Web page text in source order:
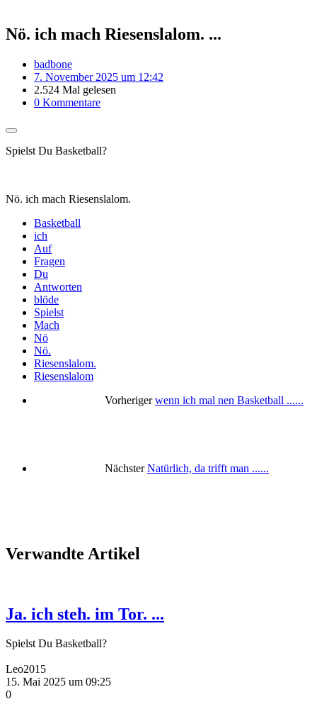
Nö. ich mach Riesenslalom. ...
badbone
7. November 2025 um 12:42
2.524 Mal gelesen
0 Kommentare
Spielst Du Basketball?
Nö. ich mach Riesenslalom.
Basketball
ich
Auf
Fragen
Du
Antworten
blöde
Spielst
Mach
Nö
Nö.
Riesenslalom.
Riesenslalom
Vorheriger wenn ich mal nen Basketball ......
Nächster Natürlich, da trifft man ......
Verwandte Artikel
Ja. ich steh. im Tor. ...
Spielst Du Basketball?
Leo2015
15. Mai 2025 um 09:25
0